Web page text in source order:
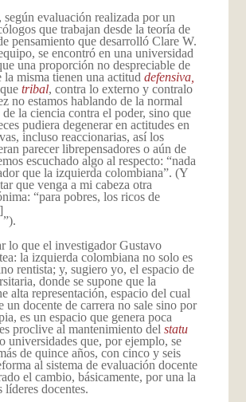
según evaluación realizada por un
que trabajan desde la teoría de
pensamiento que desarrolló Clare W.
se encontró en una universidad
una proporción no despreciable de
la misma tienen una actitud defensiva,
tribal, contra lo externo y contralo
no estamos hablando de la normal
la ciencia contra el poder, sino que
pudiera degenerar en actitudes en
incluso reaccionarias, así los
parecer librepensadores o aún de
escuchado algo al respecto: “nada
que la izquierda colombiana”. (Y
que venga a mi cabeza otra
“para pobres, los ricos de
”).
lo que el investigador Gustavo
la izquierda colombiana no solo es
rentista; y, sugiero yo, el espacio de
donde se supone que la
alta representación, espacio del cual
un docente de carrera no sale sino por
es un espacio que genera poca
proclive al mantenimiento del statu
universidades que, por ejemplo, se
de quince años, con cinco y seis
al sistema de evaluación docente
el cambio, básicamente, por una la
líderes docentes.